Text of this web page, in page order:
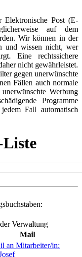
Elektronische Post (E-
auf dem
Wir können in der
und wissen nicht, wer
Eine rechtssichere
nicht gewährleistet.
gegen unerwünschte
Fällen auch normale
Werbung
Programme
Fall automatisch
Verwaltung
Mail